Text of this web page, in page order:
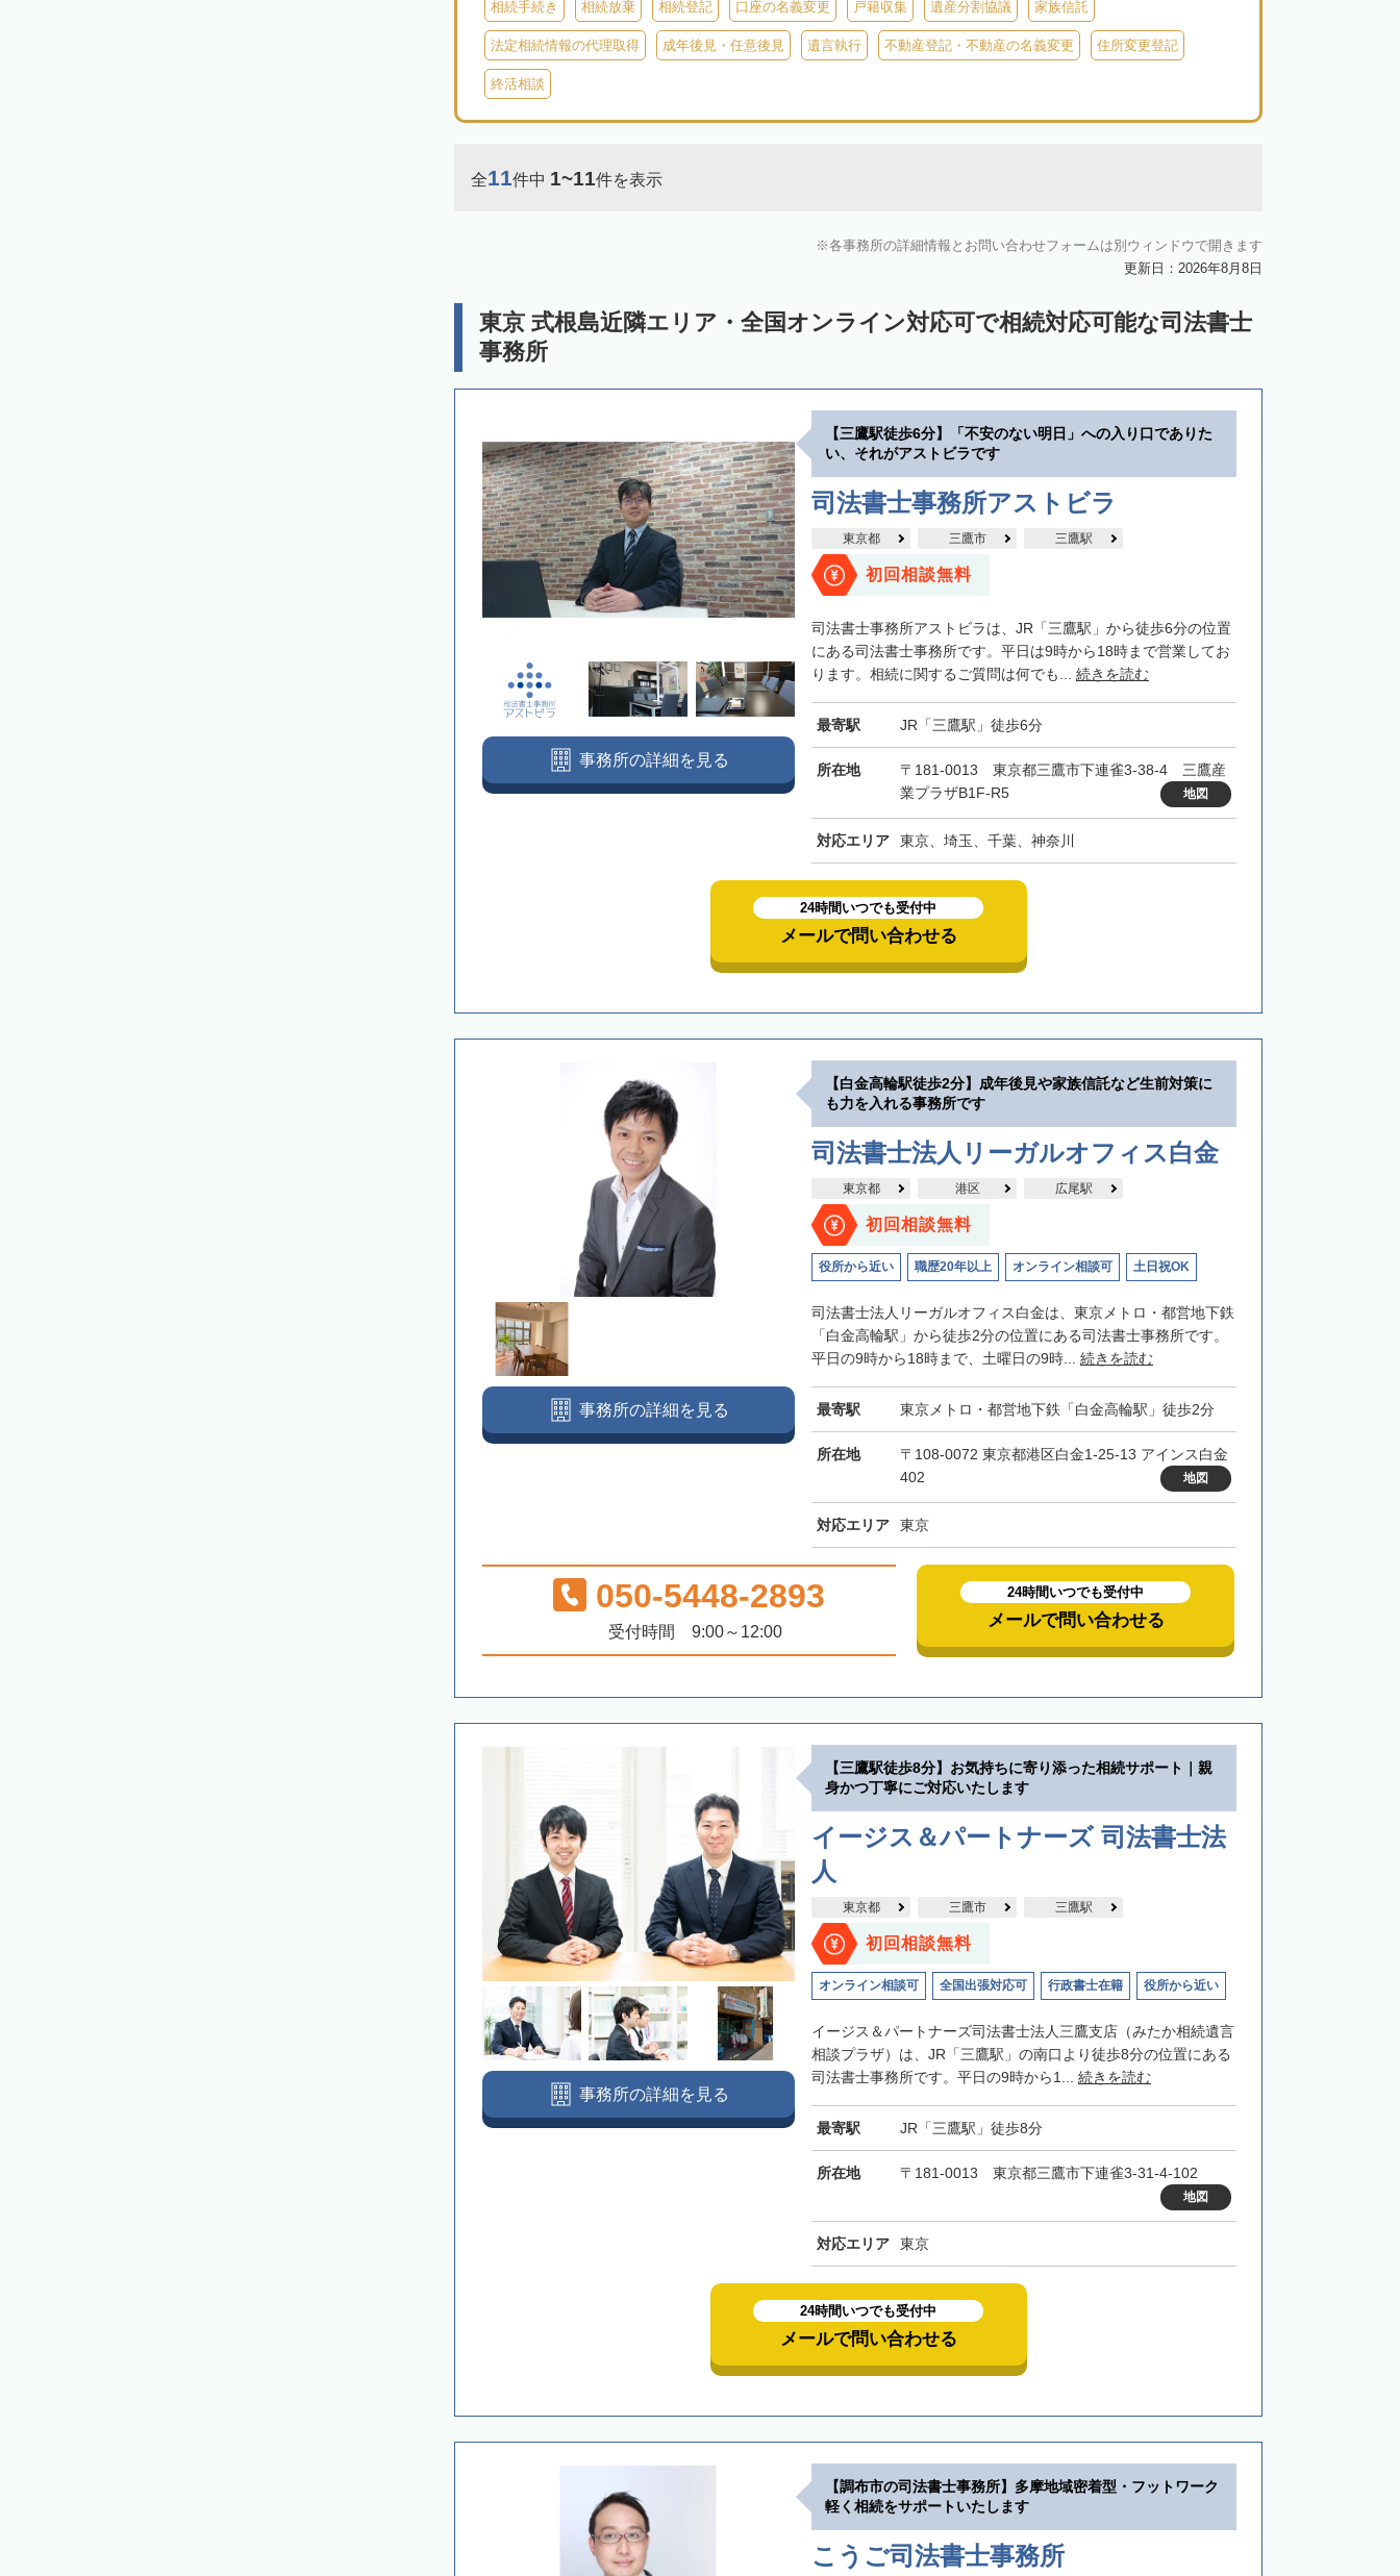
相続手続き 相続放棄 相続登記 口座の名義変更 戸籍収集 遺産分割協議 家族信託
法定相続情報の代理取得 成年後見・任意後見 遺言執行 不動産登記・不動産の名義変更 住所変更登記
終活相談
全11件中 1~11件を表示
各事務所の詳細情報とお問い合わせフォームは別ウィンドウで開きます
更新日：2026年8月8日
東京 式根島近隣エリア・全国オンライン対応可で相続対応可能な司法書士
事務所
【三鷹駅徒歩6分】「不安のない明日」への入り口でありた
い、それがアストビラです
司法書士事務所アストビラ
東京都 三鷹市 三鷹駅
初回相談無料
司法書士事務所アストビラは、JR「三鷹駅」から徒歩6分の位置
にある司法書士事務所です。平日は9時から18時まで営業してお
ります。相続に関するご質問は何でも... 続きを読む
最寄駅 JR「三鷹駅」徒歩6分
所在地
〒181-0013 東京都三鷹市下連雀3-38-4 三鷹産
業プラザB1F-R5
地図
対応エリア 東京、埼玉、千葉、神奈川
事務所の詳細を見る
24時間いつでも受付中
メールで問い合わせる
【白金高輪駅徒歩2分】成年後見や家族信託など生前対策に
も力を入れる事務所です
司法書士法人リーガルオフィス白金
東京都 港区 広尾駅
初回相談無料
役所から近い 職歴20年以上 オンライン相談可 土日祝OK
司法書士法人リーガルオフィス白金は、東京メトロ・都営地下鉄
「白金高輪駅」から徒歩2分の位置にある司法書士事務所です。
平日の9時から18時まで、土曜日の9時... 続きを読む
最寄駅 東京メトロ・都営地下鉄「白金高輪駅」徒歩2分
所在地
〒108-0072 東京都港区白金1-25-13 アインス白金
402
地図
対応エリア 東京
事務所の詳細を見る
050-5448-2893
受付時間 9:00～12:00
24時間いつでも受付中
メールで問い合わせる
【三鷹駅徒歩8分】お気持ちに寄り添った相続サポート｜親
身かつ丁寧にご対応いたします
イージス＆パートナーズ 司法書士法
人
東京都 三鷹市 三鷹駅
初回相談無料
オンライン相談可 全国出張対応可 行政書士在籍 役所から近い
イージス＆パートナーズ司法書士法人三鷹支店（みたか相続遺言
相談プラザ）は、JR「三鷹駅」の南口より徒歩8分の位置にある
司法書士事務所です。平日の9時から1... 続きを読む
最寄駅 JR「三鷹駅」徒歩8分
所在地 〒181-0013 東京都三鷹市下連雀3-31-4-102
地図
対応エリア 東京
事務所の詳細を見る
24時間いつでも受付中
メールで問い合わせる
【調布市の司法書士事務所】多摩地域密着型・フットワーク
軽く相続をサポートいたします
こうご司法書士事務所